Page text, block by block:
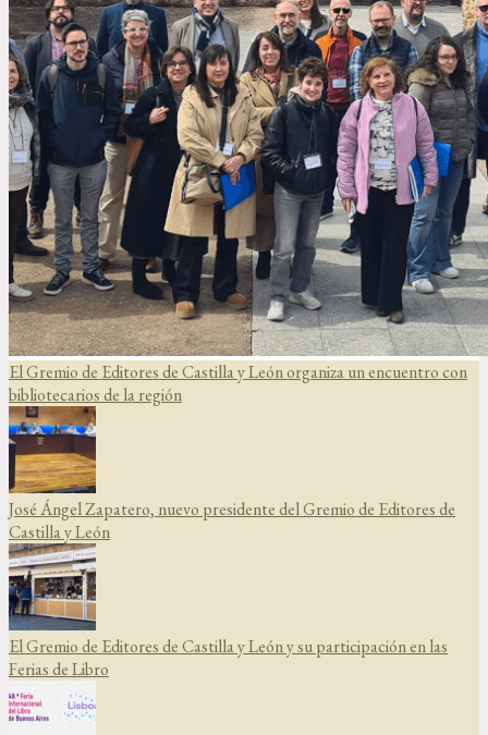
El Gremio de Editores de Castilla y León organiza un encuentro con
bibliotecarios de la región
José Ángel Zapatero, nuevo presidente del Gremio de Editores de
Castilla y León
El Gremio de Editores de Castilla y León y su participación en las
Ferias de Libro